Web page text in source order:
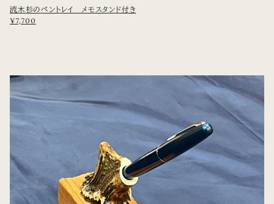
流木杉のペントレイ メモスタンド付き
¥7,700